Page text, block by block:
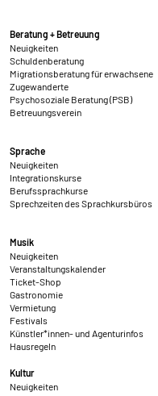
Beratung + Betreuung
Neuigkeiten
Schuldenberatung
Migrationsberatung für erwachsene
Zugewanderte
Psychosoziale Beratung (PSB)
Betreuungsverein
Sprache
Neuigkeiten
Integrationskurse
Berufssprachkurse
Sprechzeiten des Sprachkursbüros
Musik
Neuigkeiten
Veranstaltungskalender
Ticket-Shop
Gastronomie
Vermietung
Festivals
Künstler*innen- und Agenturinfos
Hausregeln
Kultur
Neuigkeiten